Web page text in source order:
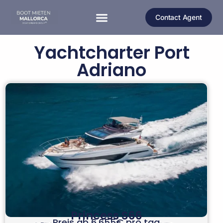
Contact Agent
Yachtcharter Port
Adriano
Princess S66